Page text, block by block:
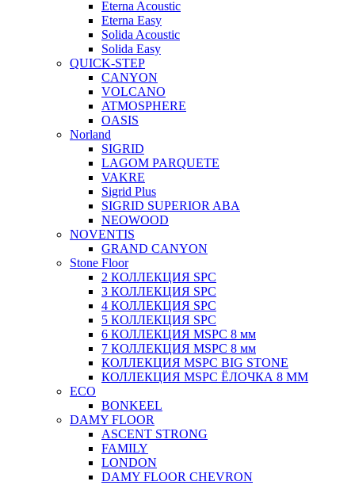
Eterna Acoustic
Eterna Easy
Solida Acoustic
Solida Easy
QUICK-STEP
CANYON
VOLCANO
ATMOSPHERE
OASIS
Norland
SIGRID
LAGOM PARQUETE
VAKRE
Sigrid Plus
SIGRID SUPERIOR ABA
NEOWOOD
NOVENTIS
GRAND CANYON
Stone Floor
2 КОЛЛЕКЦИЯ SPC
3 КОЛЛЕКЦИЯ SPC
4 КОЛЛЕКЦИЯ SPC
5 КОЛЛЕКЦИЯ SPC
6 КОЛЛЕКЦИЯ MSPC 8 мм
7 КОЛЛЕКЦИЯ MSPC 8 мм
КОЛЛЕКЦИЯ MSPC BIG STONE
КОЛЛЕКЦИЯ MSPC ЁЛОЧКА 8 ММ
ECO
BONKEEL
DAMY FLOOR
ASCENT STRONG
FAMILY
LONDON
DAMY FLOOR CHEVRON